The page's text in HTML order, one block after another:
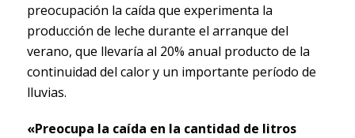
preocupación la caída que experimenta la
producción de leche durante el arranque del
verano, que llevaría al 20% anual producto de la
continuidad del calor y un importante período de
lluvias.
«Preocupa la caída en la cantidad de litros